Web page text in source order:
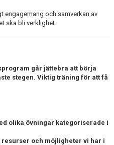
engagemang och samverkan av
ska bli verklighet.
går jättebra att börja
stegen. Viktig träning för att få
olika övningar kategoriserade i
resurser och möjligheter vi har i